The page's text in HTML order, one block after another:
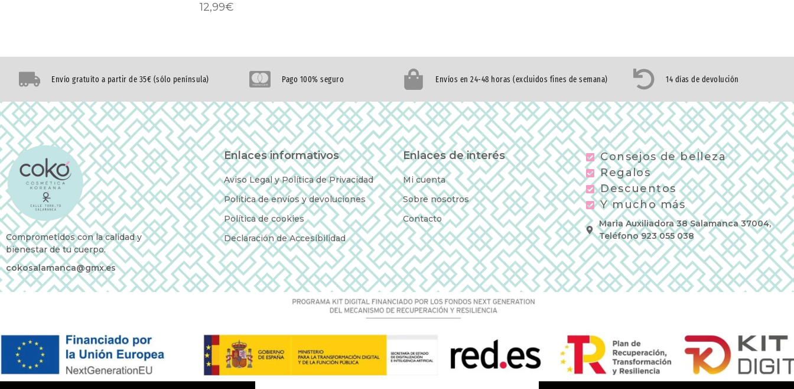
12,99€
Envío gratuíto a partir de 35€ (sólo península) Pago 100% seguro Envíos en 24-48 horas (excluidos fines de semana) 14 días de devolución
Comprometidos con la calidad y
bienestar de tu cuerpo.
cokosalamanca@gmx.es
Enlaces informativos
Aviso Legal y Política de Privacidad
Política de envíos y devoluciones
Política de cookies
Declaración de Accesibilidad
Enlaces de interés
Mi cuenta
Sobre nosotros
Contacto
Consejos de belleza
Regalos
Descuentos
Y mucho más
Maria Auxiliadora 38 Salamanca 37004,
Teléfono 923 055 038